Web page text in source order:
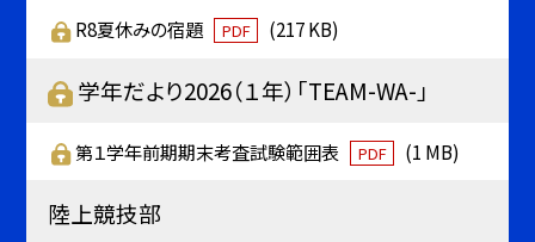
R8夏休みの宿題
PDF (217 KB)
学年だより2026（１年）「TEAM-WA-」
第１学年前期期末考査試験範囲表 PDF (1 MB)
陸上競技部